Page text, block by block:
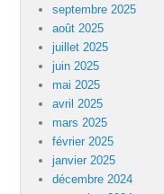
septembre 2025
août 2025
juillet 2025
juin 2025
mai 2025
avril 2025
mars 2025
février 2025
janvier 2025
décembre 2024